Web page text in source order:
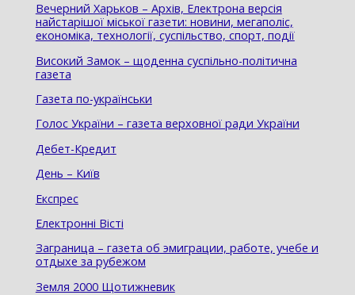
Вечерний Харьков – Архів, Електрона версія
найстарішої міської газети: новини, мегаполіс,
економіка, технології, суспільство, спорт, події
Високий Замок – щоденна суспільно-політична
газета
Газета по-українськи
Голос України – газета верховної ради України
Дебет-Кредит
День – Київ
Експрес
Електроннi Вiстi
Заграница – газета об эмиграции, работе, учебе и
отдыхе за рубежом
Земля 2000 Щотижневик